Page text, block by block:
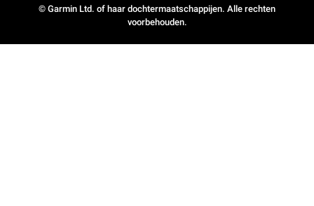
© Garmin Ltd. of haar dochtermaatschappijen. Alle rechten
voorbehouden.